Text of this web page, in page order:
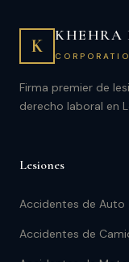
K
KHEHRA
Firma premier de
derecho laboral en
Lesiones
Accidentes de Auto
Accidentes de